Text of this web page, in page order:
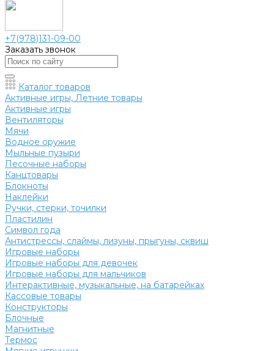
+7(978)131-09-00
Заказать звонок
Каталог товаров
Активные игры, Летние товары
Активные игры
Вентиляторы
Мячи
Водное оружие
Мыльные пузыри
Песочные наборы
Канцтовары
Блокноты
Наклейки
Ручки, стерки, точилки
Пластилин
Символ года
Антистрессы, слаймы, лизуны, прыгуны, сквиш
Игровые наборы
Игровые наборы для девочек
Игровые наборы для мальчиков
Интерактивные, музыкальные, на батарейках
Кассовые товары
Конструкторы
Блочные
Магнитные
Термос